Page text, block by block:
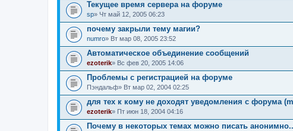
Текущее время сервера на форуме
sp» Чт май 12, 2005 06:23
почему закрыли тему магии?
numro» Вт мар 08, 2005 23:52
Автоматическое объединение сообщений
ezoterik» Вс фев 20, 2005 14:06
Проблемы с регистрацией на форуме
Пэндальф» Вт мар 02, 2004 02:25
для тех к кому не доходят уведомления с форума
ezoterik» Пт июн 18, 2004 04:16
Почему в некоторых темах можно писать